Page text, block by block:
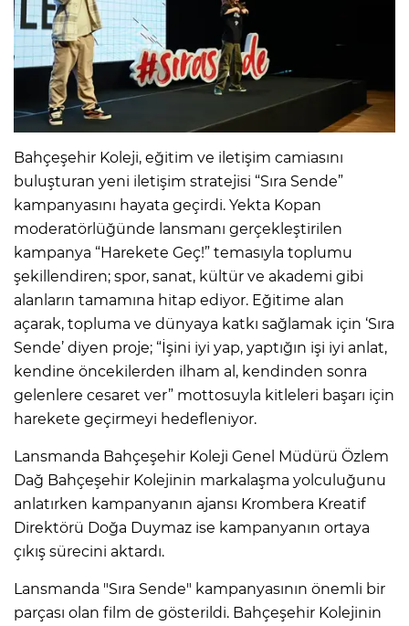
Bahçeşehir Koleji, eğitim ve iletişim camiasını
buluşturan yeni iletişim stratejisi “Sıra Sende”
kampanyasını hayata geçirdi. Yekta Kopan
moderatörlüğünde lansmanı gerçekleştirilen
kampanya “Harekete Geç!” temasıyla toplumu
şekillendiren; spor, sanat, kültür ve akademi gibi
alanların tamamına hitap ediyor. Eğitime alan
açarak, topluma ve dünyaya katkı sağlamak için ‘Sıra
Sende’ diyen proje; “İşini iyi yap, yaptığın işi iyi anlat,
kendine öncekilerden ilham al, kendinden sonra
gelenlere cesaret ver” mottosuyla kitleleri başarı için
harekete geçirmeyi hedefleniyor.
Lansmanda Bahçeşehir Koleji Genel Müdürü Özlem
Dağ Bahçeşehir Kolejinin markalaşma yolculuğunu
anlatırken kampanyanın ajansı Krombera Kreatif
Direktörü Doğa Duymaz ise kampanyanın ortaya
çıkış sürecini aktardı.
Lansmanda "Sıra Sende" kampanyasının önemli bir
parçası olan film de gösterildi. Bahçeşehir Kolejinin